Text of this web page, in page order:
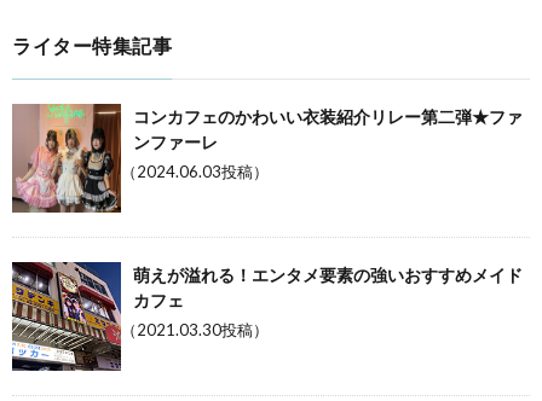
ライター特集記事
コンカフェのかわいい衣装紹介リレー第二弾★ファ
ンファーレ
（2024.06.03投稿）
萌えが溢れる！エンタメ要素の強いおすすめメイド
カフェ
（2021.03.30投稿）